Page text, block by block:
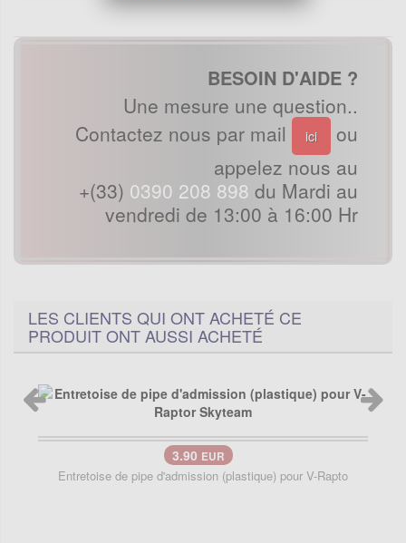
BESOIN D'AIDE ?
Une mesure une question..
Contactez nous par mail
ici
ou
appelez nous au
+(33) 0390 208 898 du Mardi au
vendredi de 13:00 à 16:00 Hr
LES CLIENTS QUI ONT ACHETÉ CE
PRODUIT ONT AUSSI ACHETÉ
3.90 EUR
Entretoise de pipe d'admission (plastique) pour V-Rapto